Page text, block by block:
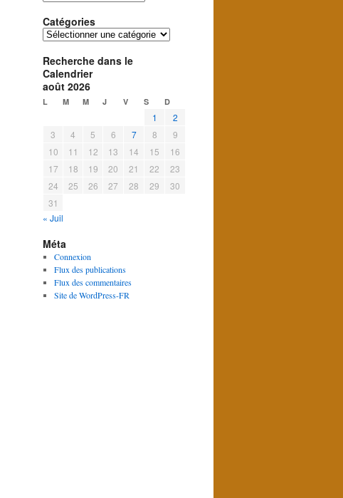
Catégories
Catégories
Recherche dans le
Calendrier
août 2026
L M M J V S D
1
2
3
4 5 6 7 8
9
10
11 12 13 14 15
16
17
18 19 20 21 22
23
24
25 26 27 28 29
30
31
« Juil
Méta
Connexion
Flux des publications
Flux des commentaires
Site de WordPress-FR